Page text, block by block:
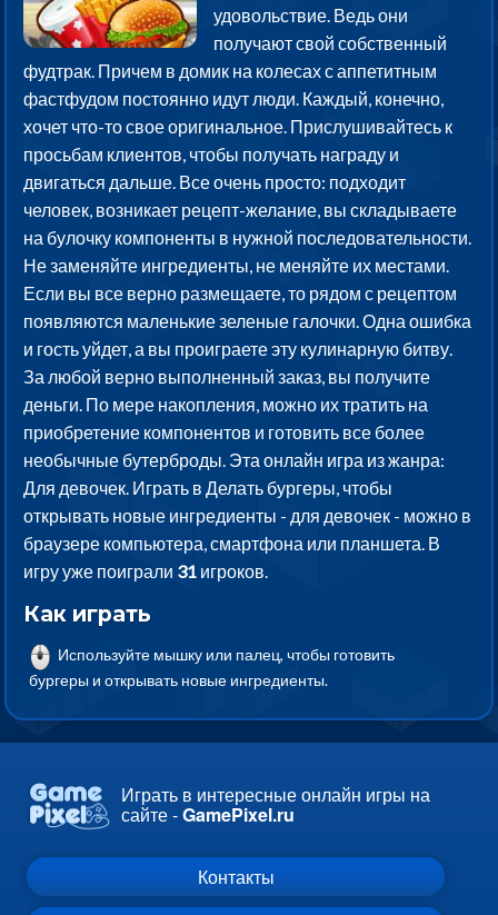
удовольствие. Ведь они
получают свой собственный
фудтрак. Причем в домик на колесах с аппетитным
фастфудом постоянно идут люди. Каждый, конечно,
хочет что-то свое оригинальное. Прислушивайтесь к
просьбам клиентов, чтобы получать награду и
двигаться дальше. Все очень просто: подходит
человек, возникает рецепт-желание, вы складываете
на булочку компоненты в нужной последовательности.
Не заменяйте ингредиенты, не меняйте их местами.
Если вы все верно размещаете, то рядом с рецептом
появляются маленькие зеленые галочки. Одна ошибка
и гость уйдет, а вы проиграете эту кулинарную битву.
За любой верно выполненный заказ, вы получите
деньги. По мере накопления, можно их тратить на
приобретение компонентов и готовить все более
необычные бутерброды. Эта онлайн игра из жанра:
Для девочек. Играть в Делать бургеры, чтобы
открывать новые ингредиенты - для девочек - можно в
браузере компьютера, смартфона или планшета. В
игру уже поиграли 31 игроков.
Как играть
Используйте мышку или палец, чтобы готовить
бургеры и открывать новые ингредиенты.
Играть в интересные онлайн игры на
сайте -GamePixel.ru
Контакты